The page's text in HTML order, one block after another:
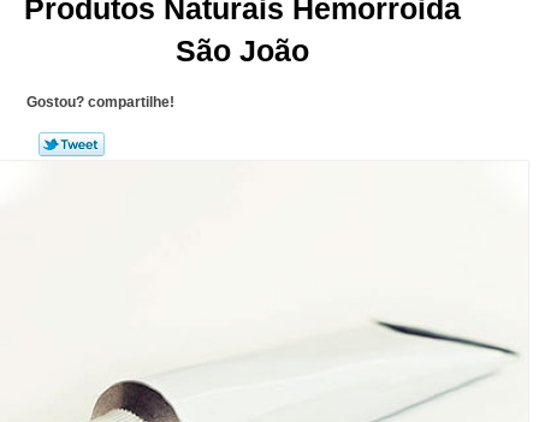
Produtos Naturais Hemorroida
São João
Gostou? compartilhe!